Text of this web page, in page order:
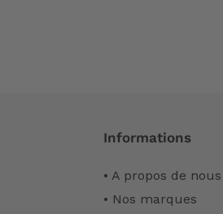
Informations
• A propos de nous
• Nos marques